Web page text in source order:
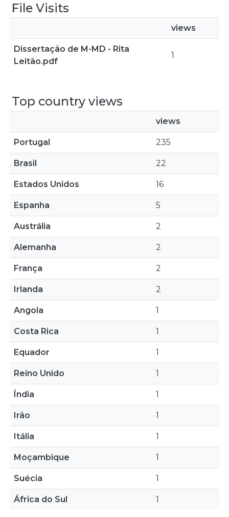
File Visits
views
Dissertação de M-MD - Rita
Leitão.pdf
1
Top country views
views
Portugal 235
Brasil 22
Estados Unidos 16
Espanha 5
Austrália 2
Alemanha 2
França 2
Irlanda 2
Angola 1
Costa Rica 1
Equador 1
Reino Unido 1
Índia 1
Irão 1
Itália 1
Moçambique 1
Suécia 1
África do Sul 1